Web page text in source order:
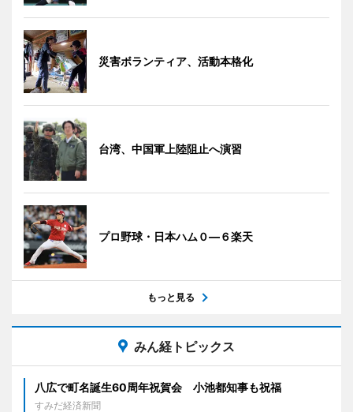
災害ボランティア、活動本格化
台湾、中国軍上陸阻止へ演習
プロ野球・日本ハム０―６楽天
もっと見る
みん経トピックス
八広で町名誕生60周年祝賀会 小池都知事も祝福
すみだ経済新聞